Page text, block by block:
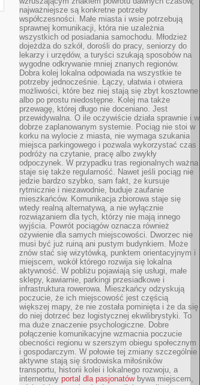
najważniejsze są konkretne potrzeby
współczesności. Małe miasta i wsie potrzebują
sprawnej komunikacji, która nie uzależnia
wszystkich od posiadania samochodu. Młodzież
dojeżdża do szkół, dorośli do pracy, seniorzy do
lekarzy i urzędów, a turyści szukają sposobów na
wygodne odkrywanie mniej znanych regionów.
Dobra kolej lokalna odpowiada na wszystkie te
potrzeby jednocześnie. Łączy, ułatwia i otwiera
możliwości, które bez niej stają się zbyt kosztowne
albo po prostu niedostępne. Kolej ma także
przewagę, której długo nie doceniano. Jest
przewidywalna. O ile oczywiście działa sprawnie i w
dobrze zaplanowanym systemie. Pociąg nie stoi w
korku na wylocie z miasta, nie wymaga szukania
miejsca parkingowego i pozwala wykorzystać czas
podróży na czytanie, pracę albo zwykły
odpoczynek. W przypadku tras regionalnych ważna
staje się także regularność. Nawet jeśli pociąg nie
jedzie bardzo szybko, sam fakt, że kursuje
rytmicznie i niezawodnie, buduje zaufanie
mieszkańców. Komunikacja zbiorowa staje się
wtedy realną alternatywą, a nie wyłącznie
rozwiązaniem dla tych, którzy nie mają innego
wyjścia. Powrót pociągów oznacza również
ożywienie dla samych miejscowości. Dworzec nie
musi być już ruiną ani pustym budynkiem. Może
znów stać się wizytówką, punktem orientacyjnym i
miejscem, wokół którego rozwija się lokalna
aktywność. W pobliżu pojawiają się usługi, małe
sklepy, kawiarnie, parkingi przesiadkowe i
infrastruktura rowerowa. Mieszkańcy odzyskują
poczucie, że ich miejscowość jest częścią
większej mapy, że nie została pominięta i że da się
do niej dotrzeć bez logistycznej ekwilibrystyki. To
ma duże znaczenie psychologiczne. Dobre
połączenie komunikacyjne wzmacnia poczucie
obecności regionu w szerszym obiegu społecznym
i gospodarczym. W połowie tej zmiany szczególnie
aktywne stają się środowiska miłośników
transportu, historii kolei i lokalnego rozwoju, a
internetowy portal dla pasjonatówbywa miejscem,